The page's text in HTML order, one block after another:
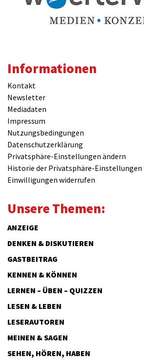
Informationen
Kontakt
Newsletter
Mediadaten
Impressum
Nutzungsbedingungen
Datenschutzerklärung
Privatsphäre-Einstellungen ändern
Historie der Privatsphäre-Einstellungen
Einwilligungen widerrufen
Unsere Themen:
ANZEIGE
DENKEN & DISKUTIEREN
GASTBEITRAG
KENNEN & KÖNNEN
LERNEN – ÜBEN – QUIZZEN
LESEN & LEBEN
LESERAUTOREN
MEINEN & SAGEN
SEHEN, HÖREN, HABEN